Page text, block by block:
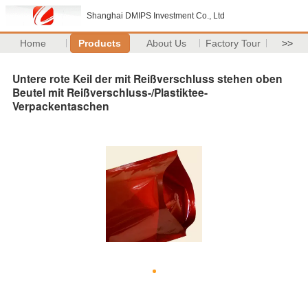
Shanghai DMIPS Investment Co., Ltd
Home Products About Us Factory Tour >>
Untere rote Keil der mit Reißverschluss stehen oben
Beutel mit Reißverschluss-/Plastiktee-
Verpackentaschen